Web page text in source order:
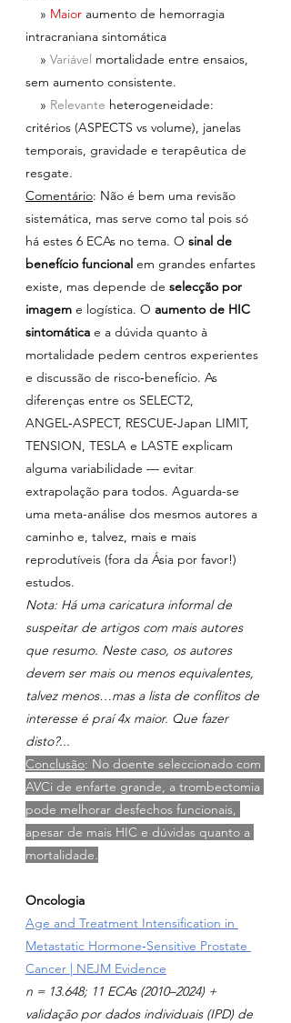
» Maior aumento de hemorragia
intracraniana sintomática
» Variável mortalidade entre ensaios,
sem aumento consistente.
» Relevante heterogeneidade:
critérios (ASPECTS vs volume), janelas
temporais, gravidade e terapêutica de
resgate.
Comentário: Não é bem uma revisão
sistemática, mas serve como tal pois só
há estes 6 ECAs no tema. O sinal de
benefício funcional em grandes enfartes
existe, mas depende de selecção por
imagem e logística. O aumento de HIC
sintomática e a dúvida quanto à
mortalidade pedem centros experientes
e discussão de risco‑benefício. As
diferenças entre os SELECT2,
ANGEL‑ASPECT, RESCUE‑Japan LIMIT,
TENSION, TESLA e LASTE explicam
alguma variabilidade — evitar
extrapolação para todos. Aguarda-se
uma meta-análise dos mesmos autores a
caminho e, talvez, mais e mais
reprodutíveis (fora da Ásia por favor!)
estudos.
Nota: Há uma caricatura informal de
suspeitar de artigos com mais autores
que resumo. Neste caso, os autores
devem ser mais ou menos equivalentes,
talvez menos…mas a lista de conflitos de
interesse é praí 4x maior. Que fazer
disto?...
Conclusão: No doente seleccionado com
AVCi de enfarte grande, a trombectomia
pode melhorar desfechos funcionais,
apesar de mais HIC e dúvidas quanto a
mortalidade.
Oncologia
Age and Treatment Intensification in
Metastatic Hormone‑Sensitive Prostate
Cancer | NEJM Evidence
n = 13.648; 11 ECAs (2010–2024) +
validação por dados individuais (IPD) de